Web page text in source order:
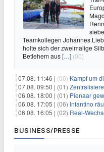
Teamkollegen Johannes
holte sich der zweimalige
Betlehem aus[…] (00)
07.08. 11:46 | (00) Kampf um
07.08. 09:50 | (01) Zentralisieren
06.08. 18:00 | (01) Pienaar
06.08. 17:05 | (06) Infantino
06.08. 16:05 | (02) Real-
BUSINESS/PRESSE